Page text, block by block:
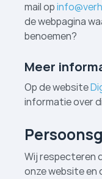
mail op
de webpagina
benoemen?
Meer
Op de website
informatie over
Wij respecteren
onze website en